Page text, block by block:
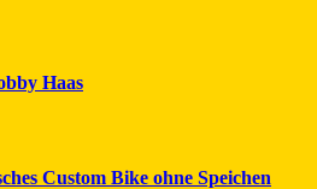
Haas
Custom Bike ohne Speichen